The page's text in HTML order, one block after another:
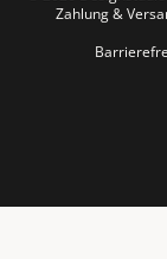
Zahlung &